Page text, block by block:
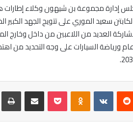
إدارة مجموعة بن شيهون وكلاء
سعيد الموري على تتويج الجهد الكبير
العديد من اللاعبين من داخل وخارج
ورياضة السيارات على وجه التحديد من
بوكيت